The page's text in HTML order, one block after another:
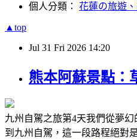
個人分類： 花蓮の旅遊
▲top
Jul 31 Fri 2026 14:20
熊本阿蘇景點：
九州自駕之旅第4天我們從夢
到九州自駕，這一段路程絕對